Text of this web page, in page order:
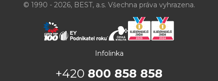
© 1990 - 2026, BEST, a.s. Všechna práva vyhrazena.
Infolinka
+420 800 858 858